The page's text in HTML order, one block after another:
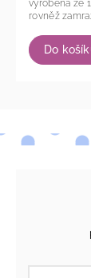
Do
vyrobena ze 100%
rovněž